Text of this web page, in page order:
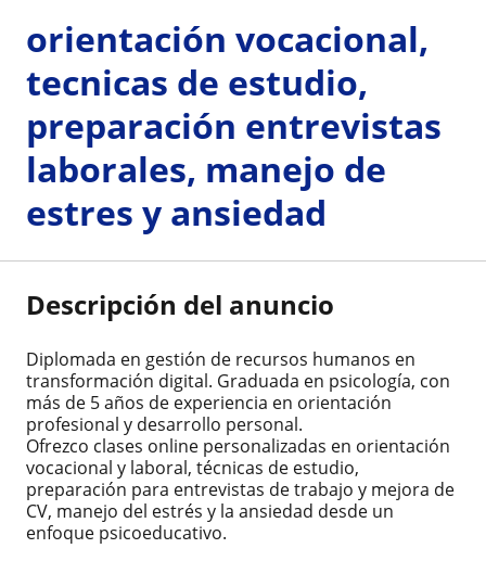
orientación vocacional,
tecnicas de estudio,
preparación entrevistas
laborales, manejo de
estres y ansiedad
Descripción del anuncio
Diplomada en gestión de recursos humanos en
transformación digital. Graduada en psicología, con
más de 5 años de experiencia en orientación
profesional y desarrollo personal.
Ofrezco clases online personalizadas en orientación
vocacional y laboral, técnicas de estudio,
preparación para entrevistas de trabajo y mejora de
CV, manejo del estrés y la ansiedad desde un
enfoque psicoeducativo.